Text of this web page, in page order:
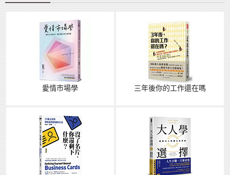
愛情市場學 三年後你的工作還在嗎